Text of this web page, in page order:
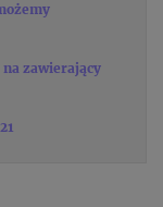
zawierający